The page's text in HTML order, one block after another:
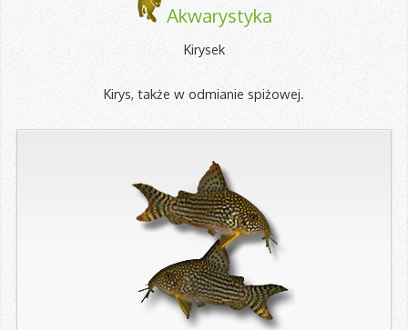
Akwarystyka
Kirysek
Kirys, także w odmianie spiżowej.